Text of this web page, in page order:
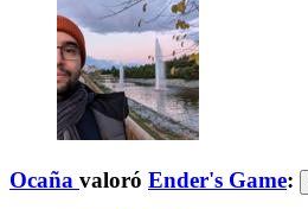
Ocaña valoró Ender's Game: